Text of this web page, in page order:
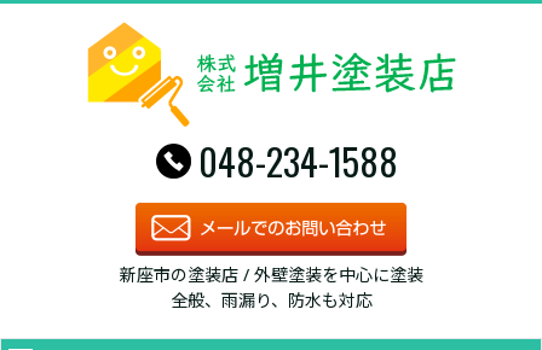
048-234-1588
新座市の塗装店 / 外壁塗装を中心に塗装
全般、雨漏り、防水も対応